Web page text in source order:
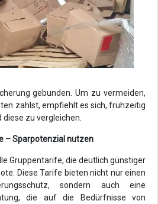
gebunden. Um zu vermeiden,
zahlst, empfiehlt es sich, frühzeitig
zu vergleichen.
– Sparpotenzial nutzen
Gruppentarife, die deutlich günstiger
Diese Tarife bieten nicht nur einen
sondern auch eine
die auf die Bedürfnisse von